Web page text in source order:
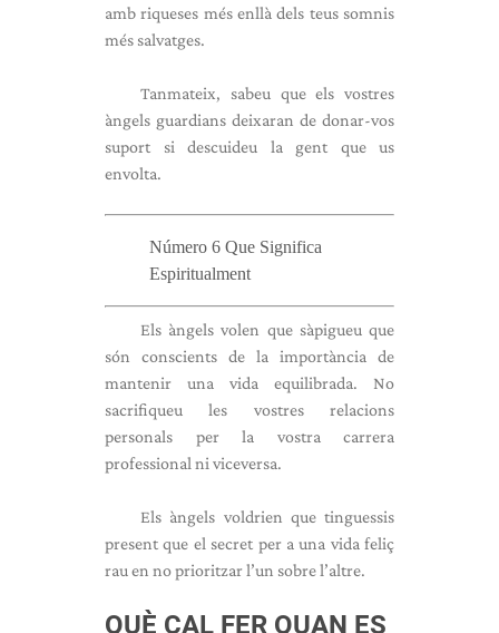
amb riqueses més enllà dels teus somnis
més salvatges.
Tanmateix, sabeu que els vostres
àngels guardians deixaran de donar-vos
suport si descuideu la gent que us
envolta.
Número 6 Que Significa
Espiritualment
Els àngels volen que sàpigueu que
són conscients de la importància de
mantenir una vida equilibrada. No
sacrifiqueu les vostres relacions
personals per la vostra carrera
professional ni viceversa.
Els àngels voldrien que tinguessis
present que el secret per a una vida feliç
rau en no prioritzar l’un sobre l’altre.
QUÈ CAL FER QUAN ES